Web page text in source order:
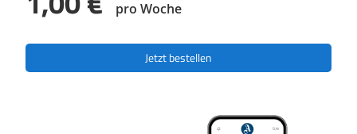
pro Woche
Jetzt bestellen